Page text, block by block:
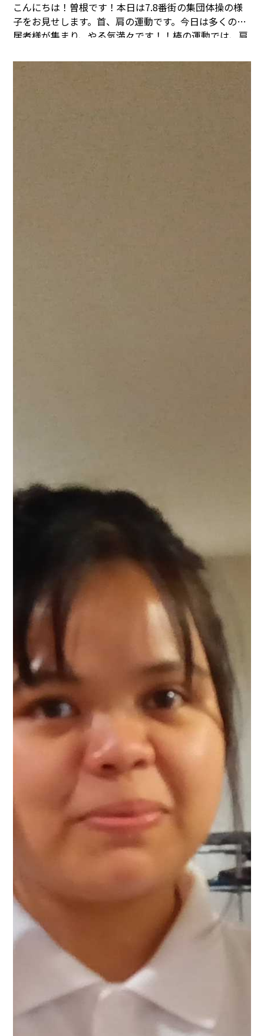
こんにちは！曽根です！本日は7.8番街の集団体操の様
子をお見せします。首、肩の運動です。今日は多くの入
居者様が集まり、やる気満々です！！棒の運動では、肩
ね！パート2に移ります。まごころタウン＊静岡でのお